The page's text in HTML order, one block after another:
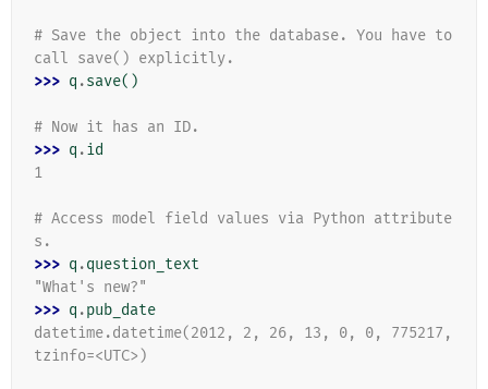
# Save the object into the database. You have to
call save() explicitly.
>>> q .save()
# Now it has an ID.
>>> q .id
1
# Access model field values via Python attribute
s.
>>> q .question_text
"What's new?"
>>> q .pub_date
datetime.datetime(2012, 2, 26, 13, 0, 0, 775217,
tzinfo=<UTC>)